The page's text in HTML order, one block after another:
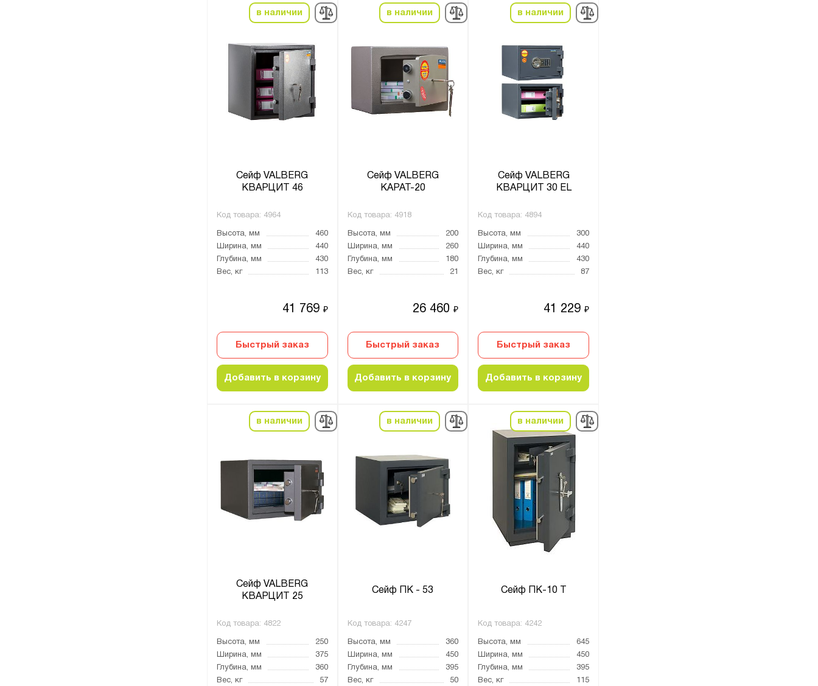
в наличии
Сейф VALBERG
КВАРЦИТ 46
Код товара: 4964
Высота, мм
460
Ширина, мм
440
Глубина, мм
430
Вес, кг
113
41 769 ₽
Быстрый заказ
Добавить в корзину
в наличии
Сейф VALBERG
КАРАТ-20
Код товара: 4918
Высота, мм
200
Ширина, мм
260
Глубина, мм
180
Вес, кг
21
26 460₽
Быстрый заказ
Добавить в корзину
в наличии
Сейф VALBERG
КВАРЦИТ 30 EL
Код товара: 4894
Высота, мм
300
Ширина, мм
440
Глубина, мм
430
Вес, кг
87
41 229 ₽
Быстрый заказ
Добавить в корзину
в наличии
Сейф VALBERG
КВАРЦИТ 25
Код товара: 4822
Высота, мм
250
Ширина, мм
375
Глубина, мм
360
Вес, кг
57
в наличии
Сейф ПК - 53
Код товара: 4247
Высота, мм
360
Ширина, мм
450
Глубина, мм
395
Вес, кг
50
в наличии
Сейф ПК-10 Т
Код товара: 4242
Высота, мм
645
Ширина, мм
450
Глубина, мм
395
Вес, кг
115